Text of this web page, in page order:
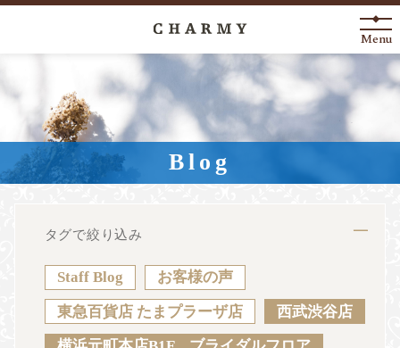
New Arrival
About
Engagement Ring
Anniversary
Menu
Blog
タグで絞り込み
Staff Blog お客様の声
東急百貨店 たまプラーザ店 西武渋谷店